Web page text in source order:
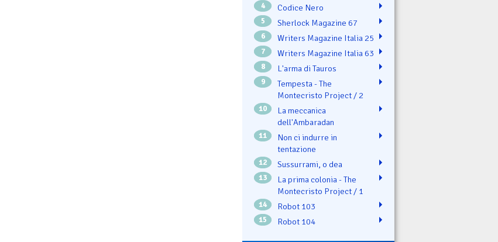
4 Codice Nero
5 Sherlock Magazine 67
6 Writers Magazine Italia 25
7 Writers Magazine Italia 63
8 L'arma di Tauros
9
Tempesta - The
Montecristo Project / 2
10
La meccanica
dell'Ambaradan
11
Non ci indurre in
tentazione
12 Sussurrami, o dea
13
La prima colonia - The
Montecristo Project / 1
14 Robot 103
15 Robot 104